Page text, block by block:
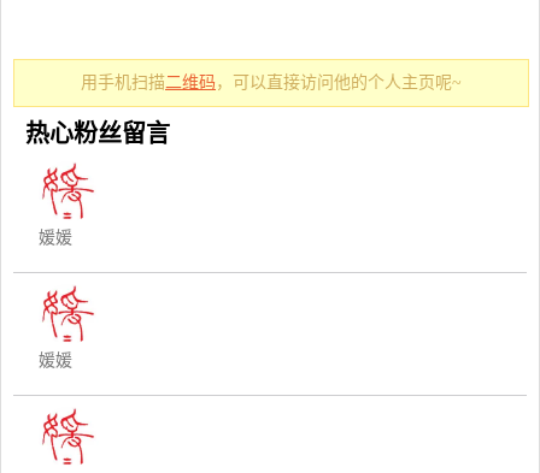
用手机扫描二维码 ，可以直接访问他的个人主页呢~
热心粉丝留言
媛媛
媛媛